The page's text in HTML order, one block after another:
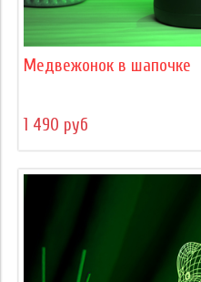
Медвежонок в шапочке
1 490 руб